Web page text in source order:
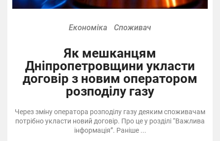
Економіка Споживач
Як мешканцям
Дніпропетровщини укласти
договір з новим оператором
розподілу газу
Через зміну оператора розподілу газу деяким споживачам
потрібно укласти новий договір. Про це у розділі “Важлива
інформація”. Раніше ...